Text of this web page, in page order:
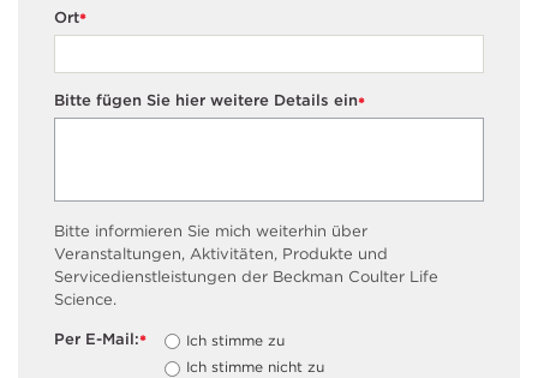
*
Ort
*
Bitte fügen Sie hier weitere Details ein
Bitte informieren Sie mich weiterhin über
Veranstaltungen, Aktivitäten, Produkte und
Servicedienstleistungen der Beckman Coulter Life
Science.
*
Per E-Mail:
Ich stimme zu
Ich stimme nicht zu